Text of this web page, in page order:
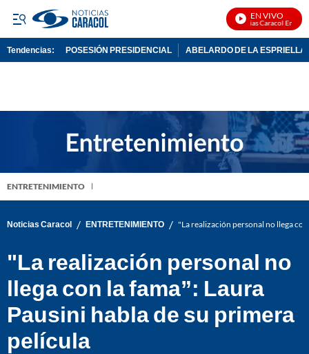
EN VIVO
Noticias Caracol En Vivo
Tendencias: POSESIÓN PRESIDENCIAL ABELARDO DE LA ESPRIELLA
ENTRETENIMIENTO
Noticias Caracol / ENTRETENIMIENTO / "La realización personal no llega
"La realización personal no
llega con la fama”: Laura
Pausini habla de su primera
película